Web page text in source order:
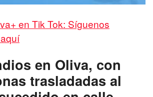
en Tik Tok: Síguenos
en Oliva, con
trasladadas al